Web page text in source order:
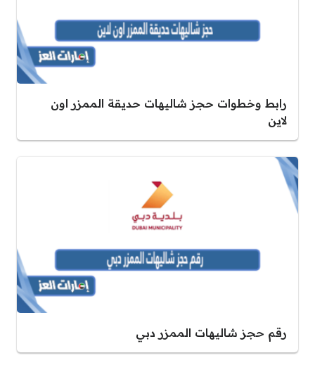
رابط وخطوات حجز شاليهات حديقة الممزر اون
لاين
رقم حجز شاليهات الممزر دبي